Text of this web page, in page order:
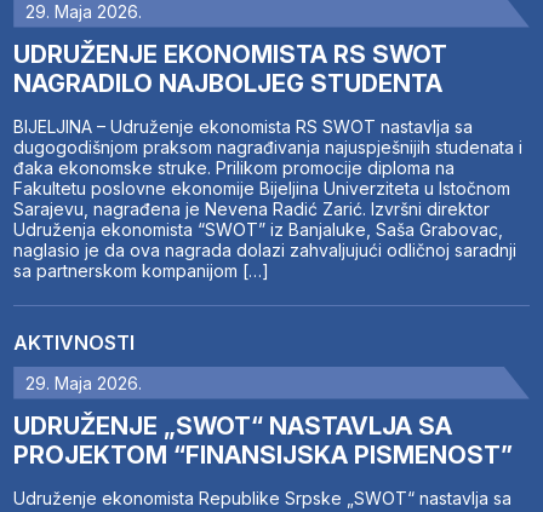
29. Maja 2026.
UDRUŽENJE EKONOMISTA RS SWOT
NAGRADILO NAJBOLJEG STUDENTA
BIJELJINA – Udruženje ekonomista RS SWOT nastavlja sa
dugogodišnjom praksom nagrađivanja najuspješnijih studenata i
đaka ekonomske struke. Prilikom promocije diploma na
Fakultetu poslovne ekonomije Bijeljina Univerziteta u Istočnom
Sarajevu, nagrađena je Nevena Radić Zarić. Izvršni direktor
Udruženja ekonomista “SWOT” iz Banjaluke, Saša Grabovac,
naglasio je da ova nagrada dolazi zahvaljujući odličnoj saradnji
sa partnerskom kompanijom […]
AKTIVNOSTI
29. Maja 2026.
UDRUŽENJE „SWOT“ NASTAVLJA SA
PROJEKTOM “FINANSIJSKA PISMENOST”
Udruženje ekonomista Republike Srpske „SWOT“ nastavlja sa